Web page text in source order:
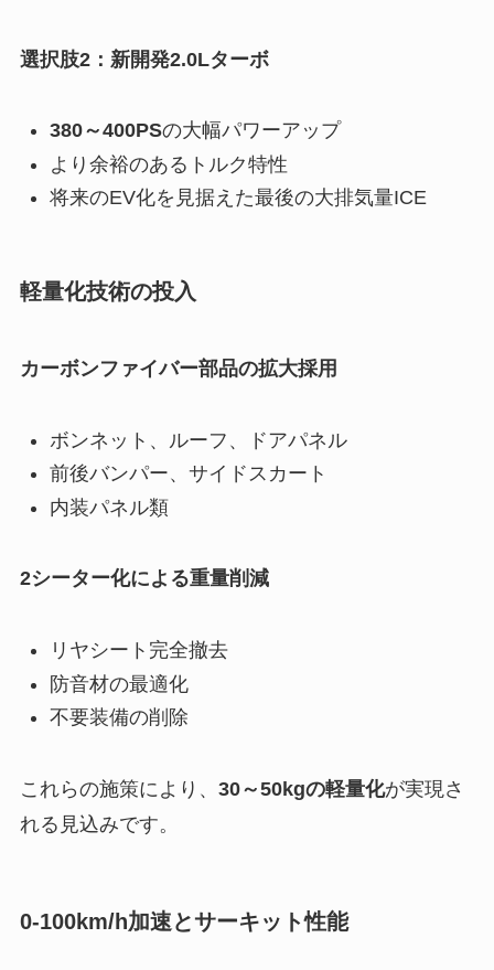
選択肢2：新開発2.0Lターボ
380～400PSの大幅パワーアップ
より余裕のあるトルク特性
将来のEV化を見据えた最後の大排気量ICE
軽量化技術の投入
カーボンファイバー部品の拡大採用
ボンネット、ルーフ、ドアパネル
前後バンパー、サイドスカート
内装パネル類
2シーター化による重量削減
リヤシート完全撤去
防音材の最適化
不要装備の削除
これらの施策により、 30～50kgの軽量化が実現さ
れる見込みです。
0-100km/h加速とサーキット性能